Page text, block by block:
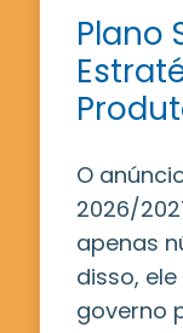
Plano
O
2026/
apenas
disso,
governo